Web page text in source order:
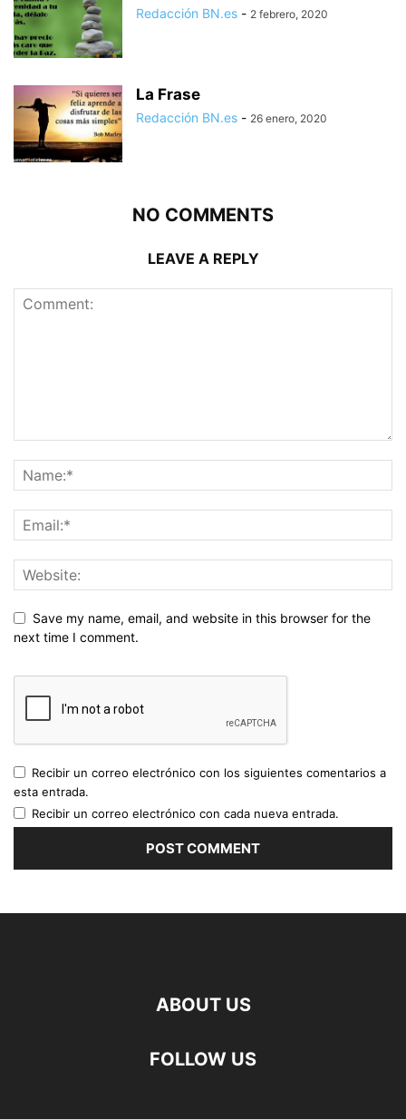
Redacción BN.es - 2 febrero, 2020
La Frase
Redacción BN.es - 26 enero, 2020
NO COMMENTS
LEAVE A REPLY
Save my name, email, and website in this browser for the
next time I comment.
Recibir un correo electrónico con los siguientes comentarios a
esta entrada.
Recibir un correo electrónico con cada nueva entrada.
ABOUT US
FOLLOW US